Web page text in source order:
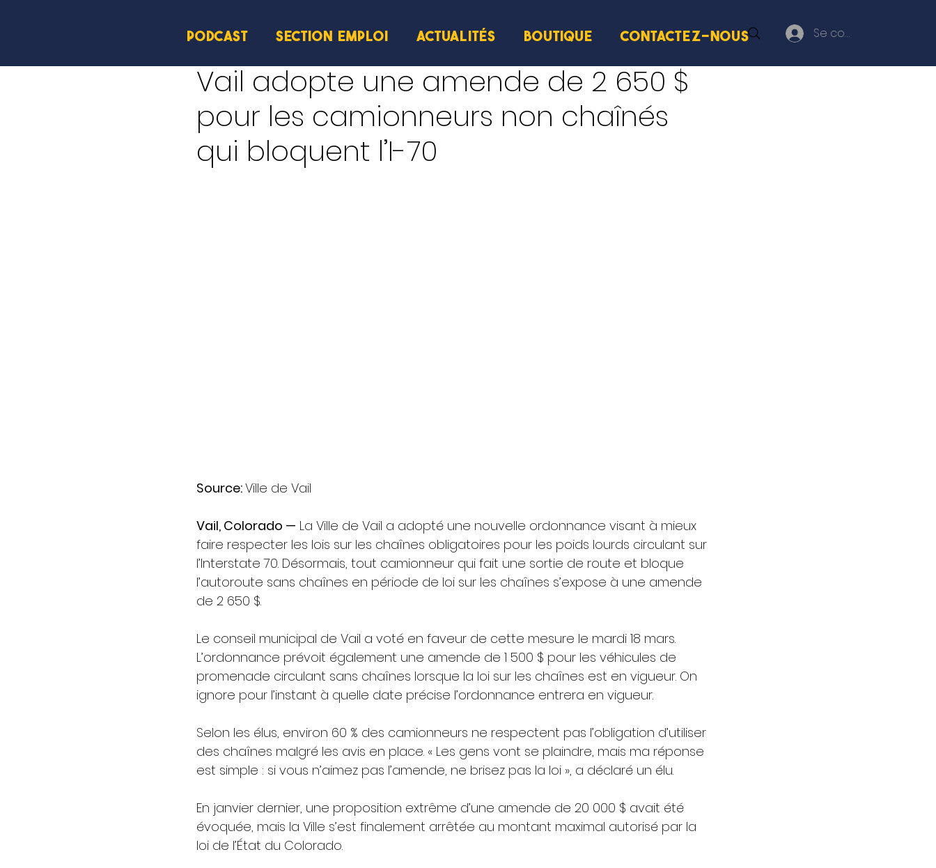
Se connecter
PODCAST SECTION EMPLOI ACTUALITÉS BOUTIQUE Contactez-nous
Vail adopte une amende de 2 650 $
pour les camionneurs non chaînés
qui bloquent l’I-70
Source: Ville de Vail
Vail, Colorado — La Ville de Vail a adopté une nouvelle ordonnance visant à mieux
faire respecter les lois sur les chaînes obligatoires pour les poids lourds circulant sur
l’Interstate 70. Désormais, tout camionneur qui fait une sortie de route et bloque
l’autoroute sans chaînes en période de loi sur les chaînes s’expose à une amende
de 2 650 $.
Le conseil municipal de Vail a voté en faveur de cette mesure le mardi 18 mars.
L’ordonnance prévoit également une amende de 1 500 $ pour les véhicules de
promenade circulant sans chaînes lorsque la loi sur les chaînes est en vigueur. On
ignore pour l’instant à quelle date précise l’ordonnance entrera en vigueur.
Selon les élus, environ 60 % des camionneurs ne respectent pas l’obligation d’utiliser
des chaînes malgré les avis en place. « Les gens vont se plaindre, mais ma réponse
est simple : si vous n’aimez pas l’amende, ne brisez pas la loi », a déclaré un élu.
En janvier dernier, une proposition extrême d’une amende de 20 000 $ avait été
évoquée, mais la Ville s’est finalement arrêtée au montant maximal autorisé par la
loi de l’État du Colorado.